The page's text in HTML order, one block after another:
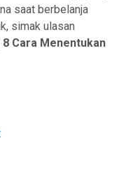
saat berbelanja
simak ulasan
Cara Menentukan